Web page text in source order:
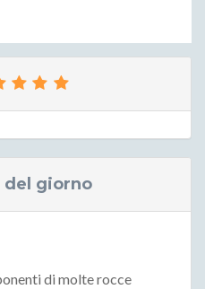
del giorno
di molte rocce